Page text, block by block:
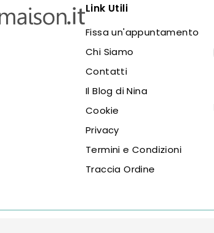
Link Utili
Fissa un'appuntamento
Chi Siamo
Contatti
Il Blog di Nina
Cookie
Privacy
Termini e Condizioni
Traccia Ordine